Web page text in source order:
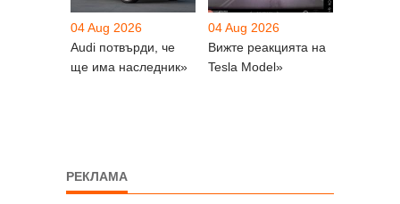
04 Aug 2026
Audi потвърди, че
ще има наследник»
04 Aug 2026
Вижте реакцията на
Tesla Model»
РЕКЛАМА